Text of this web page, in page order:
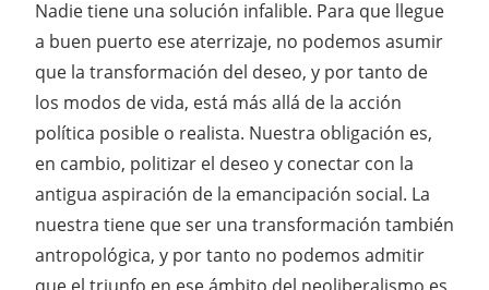
Nadie tiene una solución infalible. Para que llegue
a buen puerto ese aterrizaje, no podemos asumir
que la transformación del deseo, y por tanto de
los modos de vida, está más allá de la acción
política posible o realista. Nuestra obligación es,
en cambio, politizar el deseo y conectar con la
antigua aspiración de la emancipación social. La
nuestra tiene que ser una transformación también
antropológica, y por tanto no podemos admitir